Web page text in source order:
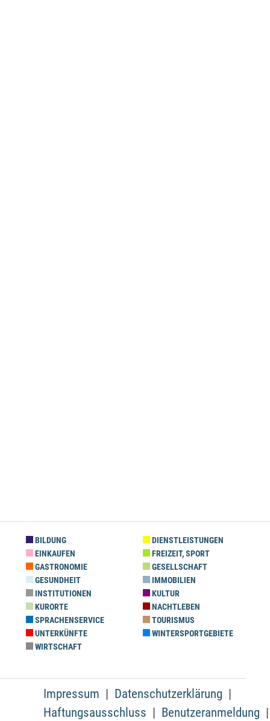
BILDUNG
DIENSTLEISTUNGEN
EINKAUFEN
FREIZEIT, SPORT
GASTRONOMIE
GESELLSCHAFT
GESUNDHEIT
IMMOBILIEN
INSTITUTIONEN
KULTUR
KURORTE
NACHTLEBEN
SPRACHENSERVICE
TOURISMUS
UNTERKÜNFTE
WINTERSPORTGEBIETE
WIRTSCHAFT
Impressum
Datenschutzerklärung
Haftungsausschluss
Benutzeranmeldung